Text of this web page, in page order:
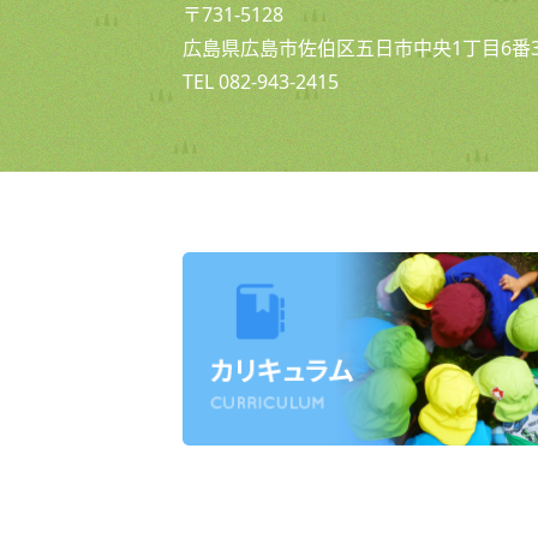
〒731-5128
広島県広島市佐伯区五日市中央1丁目6番
TEL 082-943-2415